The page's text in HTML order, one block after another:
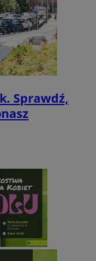
Sprawdź,